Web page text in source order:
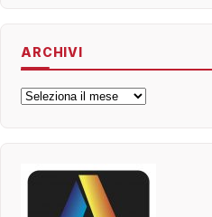
ARCHIVI
Archivi